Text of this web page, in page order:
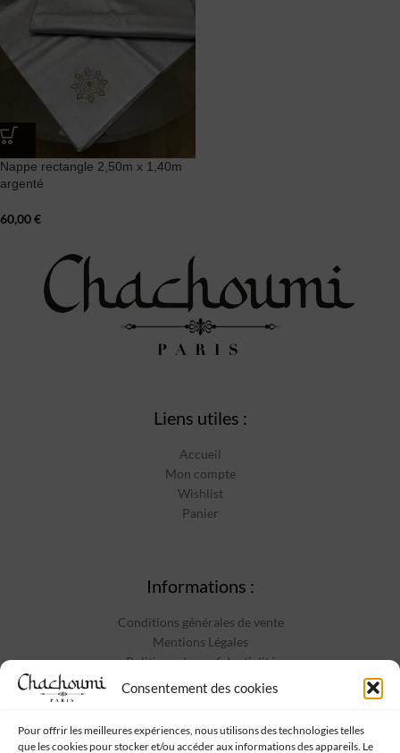
Consentement des cookies
Pour offrir les meilleures expériences, nous utilisons des technologies telles
que les cookies pour stocker et/ou accéder aux informations des appareils. Le
Nappe rectangle 2,50m x 1,40m
argenté
60,00€
Liens utiles :
Accueil
Mon compte
Wishlist
Panier
Informations :
Conditions générales de vente
Mentions Légales
Politique de confidentialité
Contact